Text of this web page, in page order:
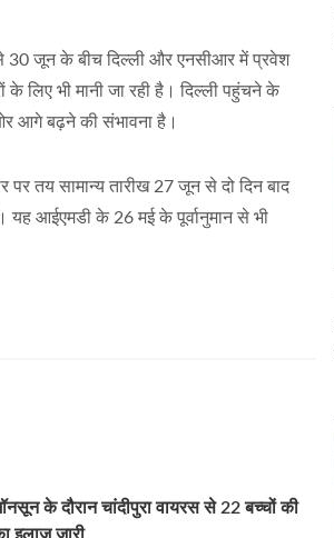
से 30 जून के बीच दिल्ली और एनसीआर में प्रवेश
लिए भी मानी जा रही है। दिल्ली पहुंचने के
आगे बढ़ने की संभावना है।
तय सामान्य तारीख 27 जून से दो दिन बाद
आईएमडी के 26 मई के पूर्वानुमान से भी
के दौरान चांदीपुरा वायरस से 22 बच्चों की